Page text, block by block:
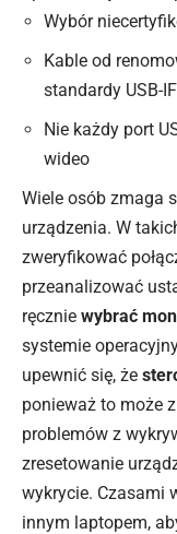
Wybór
Kable od
standardy USB-IF
Nie każdy port
wideo
Wiele osób zmaga
urządzenia. W
zweryfikować
przeanalizować
ręcznie wybrać
systemie
upewnić się, że
ponieważ to może
problemów z
zresetowanie
wykrycie. Czasami
innym laptopem,